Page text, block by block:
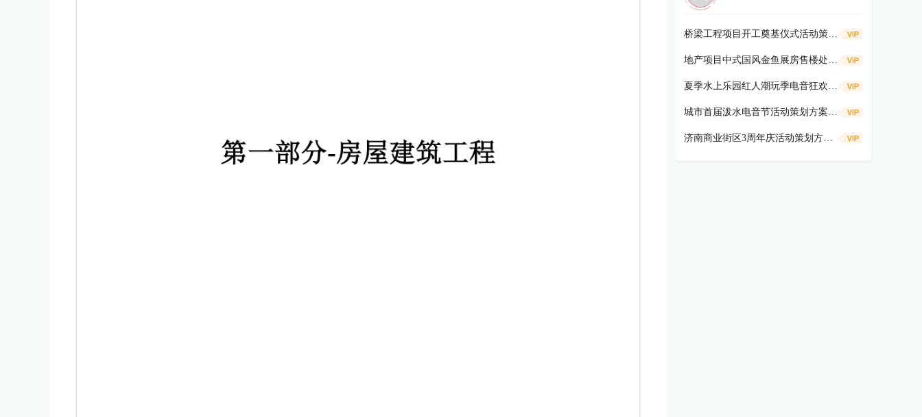
桥梁工程项目开工奠基仪式活动策划方案
地产项目中式国风金鱼展房售楼处示范区开放活动策划方案（遇鉴国风雅境时主题）
夏季水上乐园红人潮玩季电音狂欢活动策划方案
城市首届泼水电音节活动策划方案（盛夏狂欢 电音造浪主题）
济南商业街区3周年庆活动策划方案（共富热爱 不燃不3主题）